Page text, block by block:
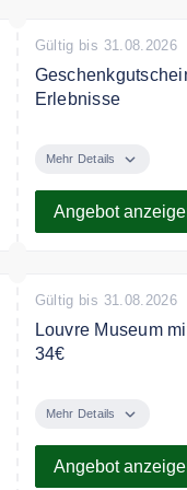
Erlebnisse,
Lächeln... Stöbern
Reisezielen von
Gültig bis 31.08.2026
Erlebnisse
Mehr Details
Angebot
Gültig bis 31.08.2026
Louvre Museum
34€
Museum mit
Mehr Details
Angebot